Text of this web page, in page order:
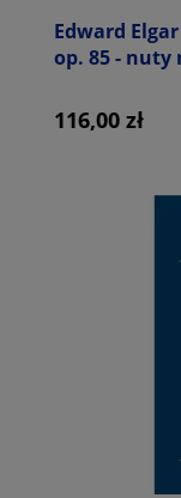
Edward
op. 85 - nuty
116,00 zł